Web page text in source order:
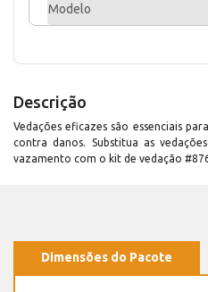
Modelo
Descrição
Vedações eficazes são essenciais
contra danos. Substitua as
vazamento com o kit de vedação
Dimensões do Pacote